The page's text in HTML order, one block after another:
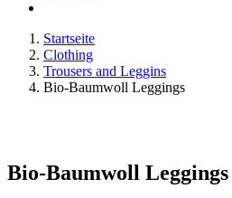
Startseite
Clothing
Trousers and Leggins
Bio-Baumwoll Leggings
Bio-Baumwoll Leggings